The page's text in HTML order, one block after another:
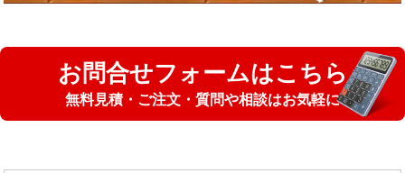
お問合せフォームはこちら
無料見積・ご注文・質問や相談はお気軽に